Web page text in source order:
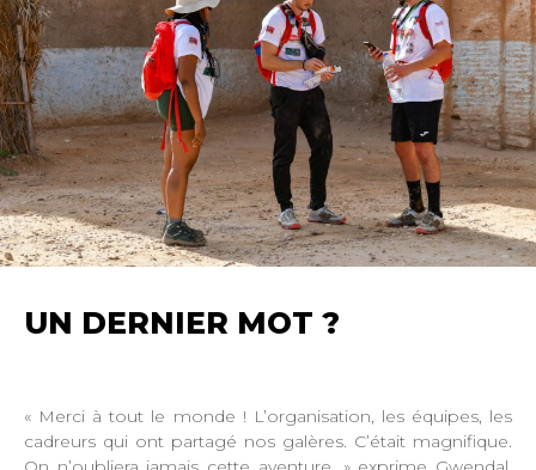
UN DERNIER MOT ?
« Merci à tout le monde ! L’organisation, les équipes, les
cadreurs qui ont partagé nos galères. C’était magnifique.